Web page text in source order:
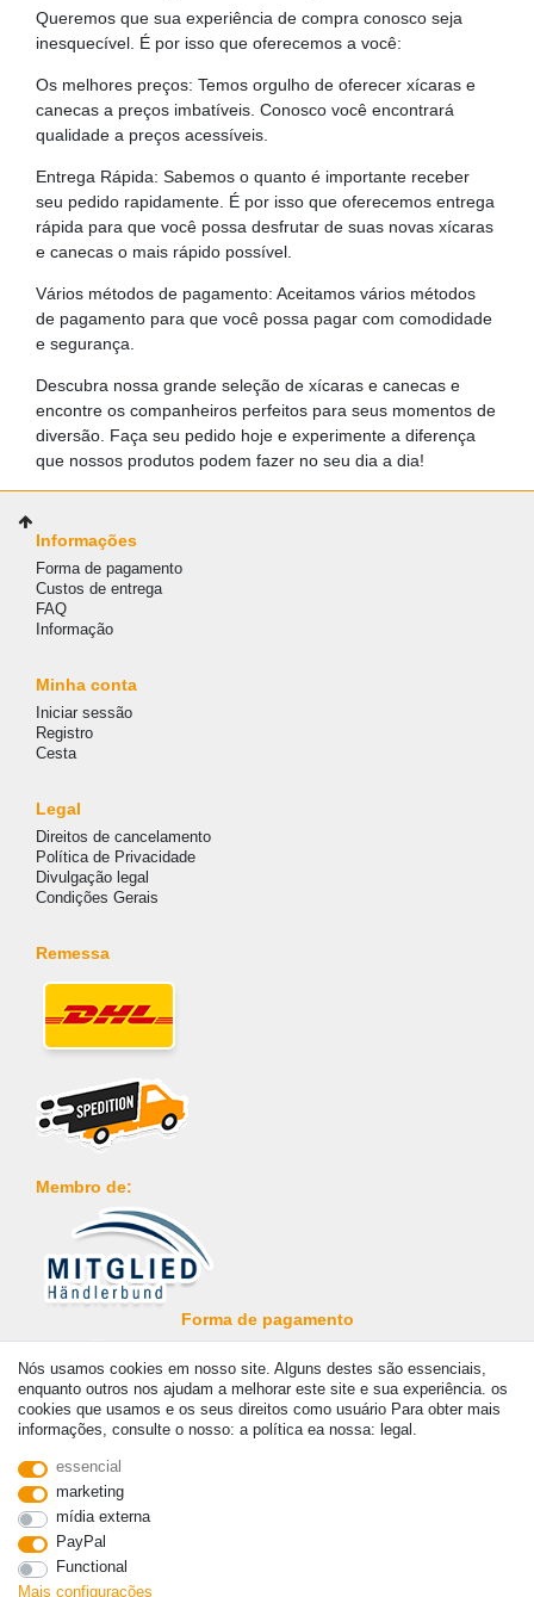
Queremos que sua experiência de compra conosco seja
inesquecível. É por isso que oferecemos a você:
Os melhores preços: Temos orgulho de oferecer xícaras e
canecas a preços imbatíveis. Conosco você encontrará
qualidade a preços acessíveis.
Entrega Rápida: Sabemos o quanto é importante receber
seu pedido rapidamente. É por isso que oferecemos entrega
rápida para que você possa desfrutar de suas novas xícaras
e canecas o mais rápido possível.
Vários métodos de pagamento: Aceitamos vários métodos
de pagamento para que você possa pagar com comodidade
e segurança.
Descubra nossa grande seleção de xícaras e canecas e
encontre os companheiros perfeitos para seus momentos de
diversão. Faça seu pedido hoje e experimente a diferença
que nossos produtos podem fazer no seu dia a dia!
Informações
Forma de pagamento
Custos de entrega
FAQ
Informação
Minha conta
Iniciar sessão
Registro
Cesta
Legal
Direitos de cancelamento
Política de Privacidade
Divulgação legal
Condições Gerais
Remessa
Membro de:
Forma de pagamento
© Copyright 2026 | Todos os direitos reservados. - Prices incl. VAT. 19% VAT Basic prices
Nós usamos cookies em nosso site. Alguns destes são essenciais,
enquanto outros nos ajudam a melhorar este site e sua experiência. os
cookies que usamos e os seus direitos como usuário Para obter mais
informações, consulte o nosso: a política ea nossa: legal.
essencial
marketing
mídia externa
PayPal
Functional
Mais configurações